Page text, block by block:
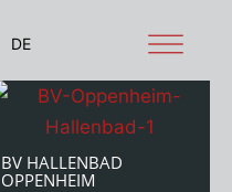
DE
BV HALLENBAD
OPPENHEIM